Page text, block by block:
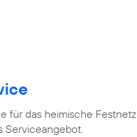
für das heimische Festnetz
Serviceangebot.